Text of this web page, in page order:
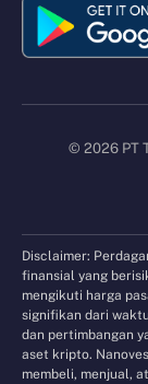
© 2026 PT
Disclaimer:
finansial yang
mengikuti harga
signifikan dari
dan pertimbangan
aset kripto.
membeli, menjual,